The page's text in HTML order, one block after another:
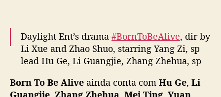
e
A
l
v
Daylight Ent’s drama #BornToBeAlive, dir by
Li Xue and Zhao Shuo, starring Yang Zi, sp
lead Hu Ge, Li Guangjie, Zhang Zhehua, sp
Zhou You & more, announces Jan 30
Born To Be Alive ainda conta com Hu Ge, Li